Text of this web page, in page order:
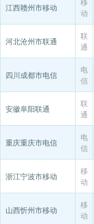
江西赣州市移动
动
河北沧州市联通
联
通
四川成都市电信
电
信
安徽阜阳联通
联
通
重庆重庆市电信
电
信
浙江宁波市移动
移
动
山西忻州市移动
移
动